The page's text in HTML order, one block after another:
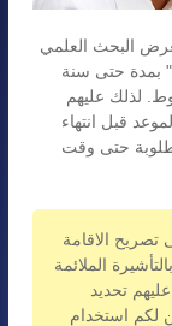
البحث العلمي
بمدة حتى سنة
لذلك عليهم
قبل انتهاء
حتى وقت
الاقامة
الملائمة
تحديد
لكم استخدام